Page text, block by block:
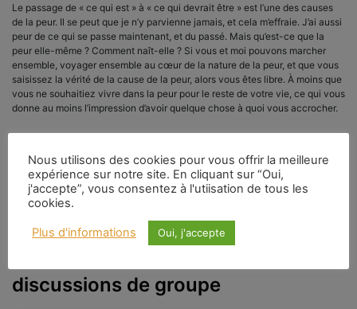
Le passage de « ce qui est » à « ce qui devrait être » est l’une des causes
de la peur. Il se peut que je n’y parvienne jamais, et cela m’effraie. J’ai aussi
peur de ce qui se passe maintenant, et du passé. Mais qu’est-ce que la
peur elle-même ? Comment naît-elle ? Si vous et moi pouvons marcher
ensemble, voyager ensemble au cœur de la nature de la peur, et que vous
saisissez la vérité de la cause de la peur, alors vous êtes libre. À moins que
vous ne souhaitiez vivre dans la peur pour le reste de votre vie, ce qui vous
donne au moins l’impression d’avoir quelque chose à quoi vous accrocher.
discussions de groupe
Nous utilisons des cookies pour vous offrir la meilleure
expérience sur notre site. En cliquant sur “Oui,
j'accepte”, vous consentez à l'utiisation de tous les
cookies.
Plus d'informations Oui, j'accepte